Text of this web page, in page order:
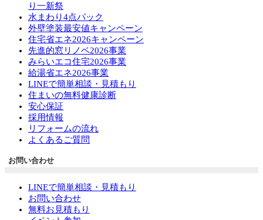
り一新祭
水まわり4点パック
外壁塗装最安値キャンペーン
住宅省エネ2026キャンペーン
先進的窓リノベ2026事業
みらいエコ住宅2026事業
給湯省エネ2026事業
LINEで簡単相談・見積もり
住まいの無料健康診断
安心保証
採用情報
リフォームの流れ
よくあるご質問
お問い合わせ
LINEで簡単相談・見積もり
お問い合わせ
無料お見積もり